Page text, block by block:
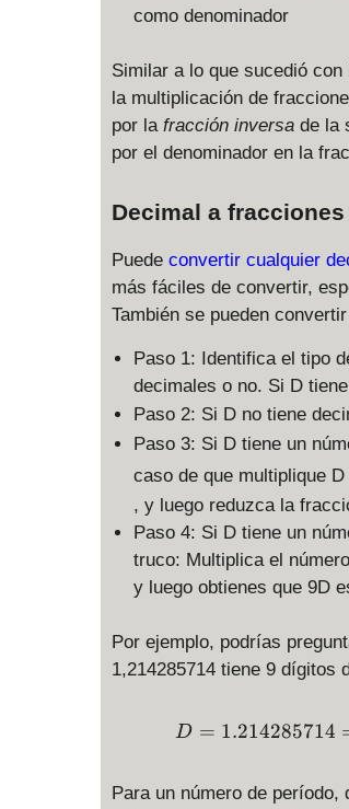
como denominador
Similar a lo que sucedió
la multiplicación de
por la fracción inversa de la
por el denominador en la
Decimal a fracciones
Puede convertir cualquier
más fáciles de convertir,
También se pueden
Paso 1: Identifica el tipo
decimales o no. Si D
Paso 2: Si D no tiene
Paso 3: Si D tiene un
caso de que multiplique D
, y luego reduzca la
Paso 4: Si D tiene un
truco: Multiplica el
y luego obtienes que 9D
Por ejemplo, podrías
1,214285714 tiene 9 dígitos
D = 1.214285714
Para un número de